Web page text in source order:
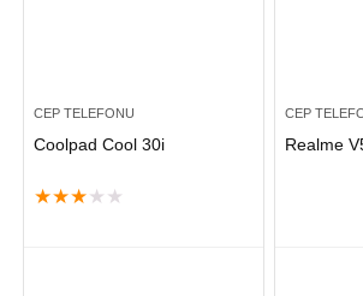
CEP TELEFONU
Coolpad Cool 30i
★★★ ★ ★
CEP
Realme